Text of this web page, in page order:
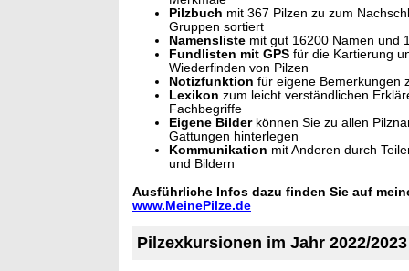
Pilzbuch mit 367 Pilzen zu zum
Gruppen sortiert
Namensliste mit gut 16200 Namen und
Fundlisten mit GPS für die Kartierung
Wiederfinden von Pilzen
Notizfunktion für eigene Bemerkungen
Lexikon zum leicht verständlichen
Fachbegriffe
Eigene Bilderkönnen Sie zu allen
Gattungen hinterlegen
Kommunikation mit Anderen durch
und Bildern
Ausführliche Infos dazu finden Sie auf
www.MeinePilze.de
Pilzexkursionen im Jahr 2022/2023